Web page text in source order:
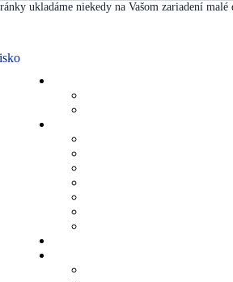
ukladáme niekedy na Vašom zariadení